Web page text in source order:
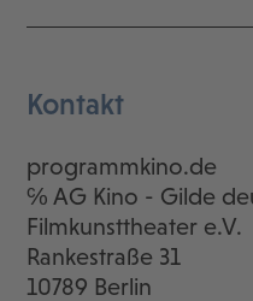
Kontakt
programmkino.de
℅ AG Kino - Gilde
Filmkunsttheater e.V.
Rankestraße 31
10789 Berlin